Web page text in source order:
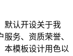
默认开设关于我
务、资质荣誉、
本模板设计用色以